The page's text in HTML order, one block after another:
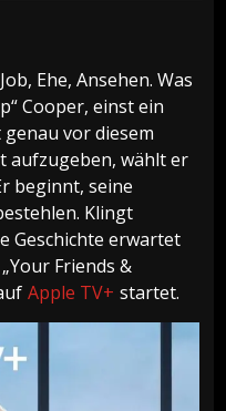
Ehe, Ansehen. Was
Cooper, einst ein
vor diesem
aufzugeben, wählt er
beginnt, seine
Klingt
Geschichte erwartet
Friends &
Apple TV+ startet.